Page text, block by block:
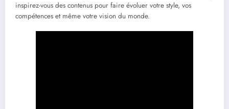
inspirez-vous des contenus pour faire évoluer votre style, vos
compétences et même votre vision du monde.